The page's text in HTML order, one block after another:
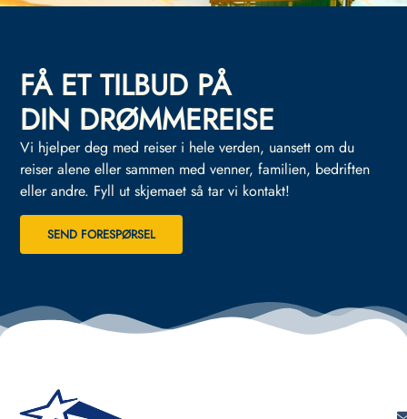
FÅ ET TILBUD PÅ
DIN DRØMMEREISE
Vi hjelper deg med reiser i hele verden, uansett om du
reiser alene eller sammen med venner, familien, bedriften
eller andre. Fyll ut skjemaet så tar vi kontakt!
SEND FORESPØRSEL